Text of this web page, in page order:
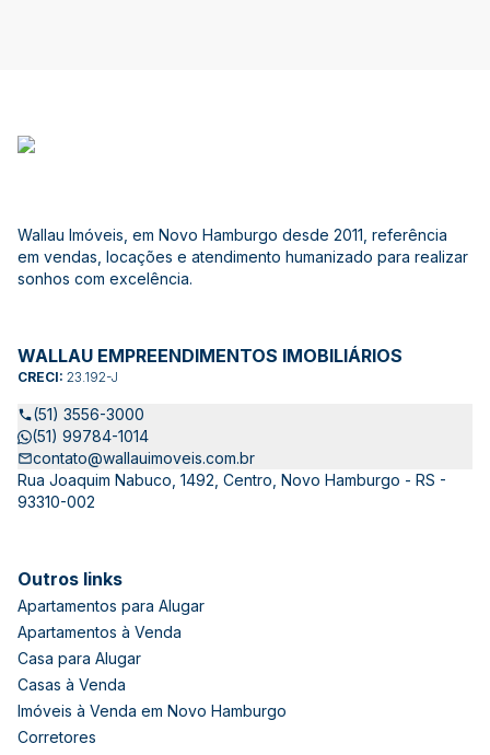
Wallau Imóveis, em Novo Hamburgo desde 2011, referência
em vendas, locações e atendimento humanizado para realizar
sonhos com excelência.
WALLAU EMPREENDIMENTOS IMOBILIÁRIOS
CRECI: 23.192-J
(51) 3556-3000
(51) 99784-1014
contato@wallauimoveis.com.br
Rua Joaquim Nabuco, 1492, Centro, Novo Hamburgo - RS -
93310-002
Outros links
Apartamentos para Alugar
Apartamentos à Venda
Casa para Alugar
Casas à Venda
Imóveis à Venda em Novo Hamburgo
Corretores